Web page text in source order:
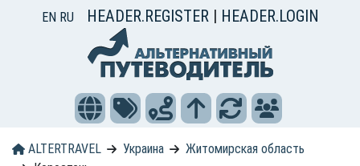
EN RU HEADER.REGISTER | HEADER.LOGIN
ALTERTRAVEL Украина
Житомирская область